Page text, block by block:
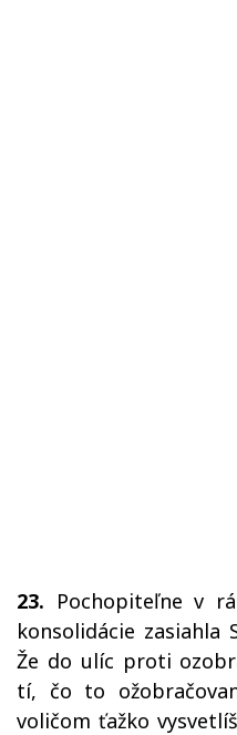
23. Pochopiteľne v
konsolidácie zasiahla
Že do ulíc proti
tí, čo to
voličom ťažko